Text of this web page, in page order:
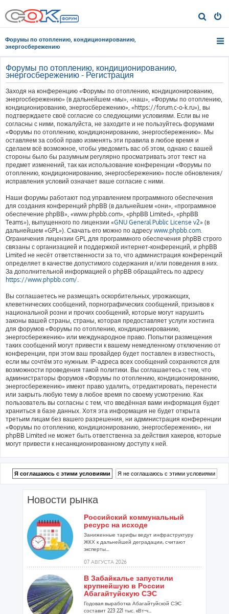
о
Форумы по отоплению, кондиционированию,
энергосбережению
Форумы по отоплению, кондиционированию,
энергосбережению - Регистрация
Заходя на конференцию «Форумы по отоплению, кондиционированию,
энергосбережению» (в дальнейшем «мы», «наш», «Форумы по отоплению,
кондиционированию, энергосбережению», «https://forum.c-o-k.ru»), вы
подтверждаете своё согласие со следующими условиями. Если вы не
согласны с ними, пожалуйста, не заходите и не пользуйтесь форумами
«Форумы по отоплению, кондиционированию, энергосбережению». Мы
оставляем за собой право изменять эти правила в любое время и
сделаем всё возможное, чтобы уведомить вас об этом, однако с вашей
стороны было бы разумным регулярно просматривать этот текст на
предмет изменений, так как использование конференции «Форумы по
отоплению, кондиционированию, энергосбережению» после обновления/
исправления условий означает ваше согласие с ними.
Наши форумы работают под управлением программного обеспечения
для создания конференций phpBB (в дальнейшем «они», «программное
обеспечение phpBB», «www.phpbb.com», «phpBB Limited», «phpBB
Teams»), выпущенного по лицензии «GNU General Public License v2» (в
дальнейшем «GPL»). Скачать его можно по адресу www.phpbb.com.
Ограничения лицензии GPL для программного обеспечения phpBB строго
связаны с организацией и поддержкой интернет-конференций, и phpBB
Limited не несёт ответственности за то, что администрация конференций
определяет в качестве допустимого содержания и/или поведения в них.
За дополнительной информацией о phpBB обращайтесь по адресу
https://www.phpbb.com/.
Вы соглашаетесь не размещать оскорбительных, угрожающих,
клеветнических сообщений, порнографических сообщений, призывов к
национальной розни и прочих сообщений, которые могут нарушить
законы вашей страны, страны, которая предоставляет услуги хостинга
для форумов «Форумы по отоплению, кондиционированию,
энергосбережению» или международное право. Попытки размещения
таких сообщений могут привести к вашему немедленному отключению от
конференции, при этом ваш провайдер будет поставлен в известность,
если мы сочтём это нужным. IP-адреса всех сообщений сохраняются для
возможности проведения такой политики. Вы соглашаетесь с тем, что
администраторы форумов «Форумы по отоплению, кондиционированию,
энергосбережению» имеют право удалить, отредактировать, перенести
или закрыть любую тему в любое время по своему усмотрению. Как
пользователь вы согласны с тем, что введённая вами информация будет
храниться в базе данных. Хотя эта информация не будет открыта
третьим лицам без вашего разрешения, ни администрация конференции
«Форумы по отоплению, кондиционированию, энергосбережению», ни
phpBB Limited не может быть ответственна за действия хакеров, которые
могут привести к несанкционированному доступу к ней.
Новости рынка
Российский коммунальный
ресурс на исходе
Заниженные тарифы ведут инфраструктуру
ЖКХ к дальнейшей деградации, считают
эксперты...
07 АВГУСТА 2026
В Забайкалье запустили
крупнейшую в России
Абагайтуйскую СЭС
Годовая выработка Абагайтуйской СЭС
составит 223 221 тыс. кВт-ч...